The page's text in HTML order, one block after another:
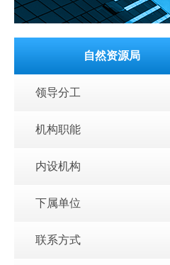
自然资源局
领导分工
机构职能
内设机构
下属单位
联系方式